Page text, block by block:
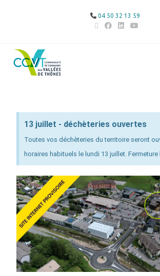
04 50 32 13 59
13 juillet - déchèteries ouvertes
Toutes vos déchèteries du territoire seront
horaires habituels le lundi 13 juillet. Fermeture